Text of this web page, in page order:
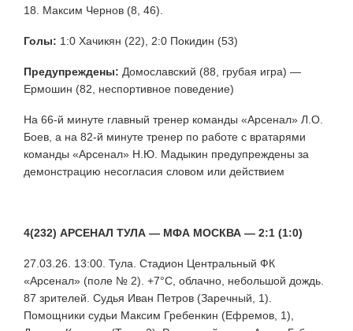
18. Максим Чернов (8, 46).
Голы: 1:0 Хачикян (22), 2:0 Покидин (53)
Предупреждены: Домославский (88, грубая игра) —
Ермошин (82, неспортивное поведение)
На 66-й минуте главный тренер команды «Арсенал» Л.О.
Боев, а на 82-й минуте тренер по работе с вратарями
команды «Арсенал» Н.Ю. Мадыкин предупреждены за
демонстрацию несогласия словом или действием
4(232) АРСЕНАЛ ТУЛА — МФА МОСКВА — 2:1 (1:0)
27.03.26. 13:00. Тула. Стадион Центральный ФК
«Арсенал» (поле № 2). +7°С, облачно, небольшой дождь.
87 зрителей. Судья Иван Петров (Заречный, 1).
Помощники судьи Максим Гребенкин (Ефремов, 1),